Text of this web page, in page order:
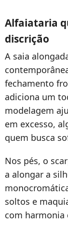
Alfaiataria
discrição
A saia
fechamento
adiciona um
modelagem
em excesso,
quem busca
Nos pés, o
a alongar a
soltos e
com harmonia